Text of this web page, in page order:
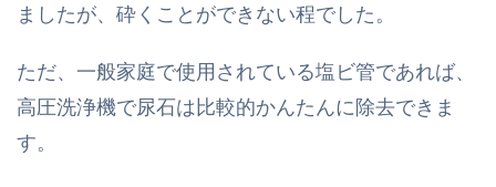
ましたが、砕くことができない程でした。
ただ、一般家庭で使用されている塩ビ管であれば、
高圧洗浄機で尿石は比較的かんたんに除去できま
す。